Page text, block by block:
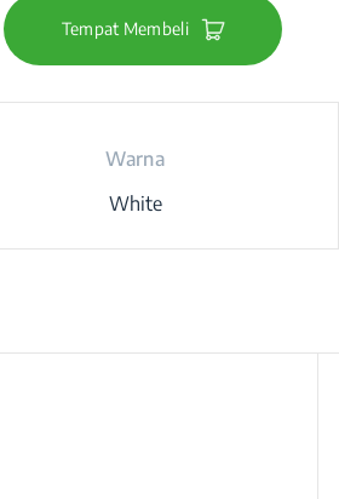
Tempat Membeli
Warna
White